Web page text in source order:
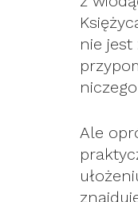
nie jest
Ale